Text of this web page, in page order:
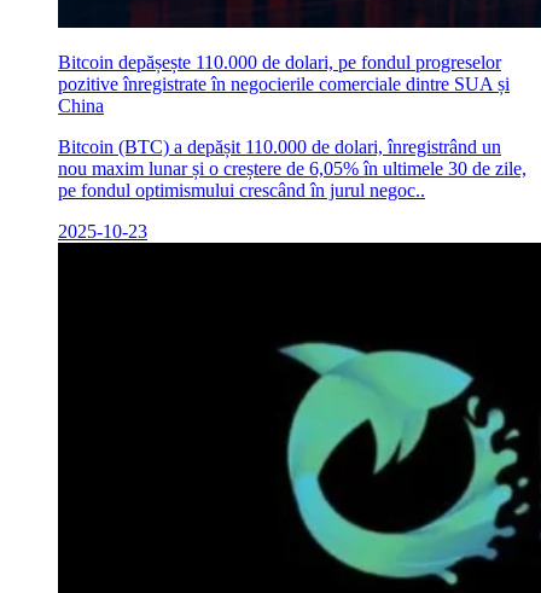
Bitcoin depășește 110.000 de dolari, pe fondul progreselor
pozitive înregistrate în negocierile comerciale dintre SUA și
China
Bitcoin (BTC) a depășit 110.000 de dolari, înregistrând un
nou maxim lunar și o creștere de 6,05% în ultimele 30 de zile,
pe fondul optimismului crescând în jurul negoc..
2025-10-23